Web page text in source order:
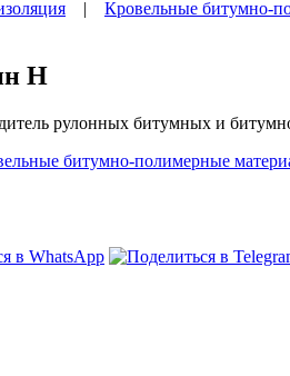
| Кровельные битумно-
Н
рулонных битумных и
битумно-полимерные